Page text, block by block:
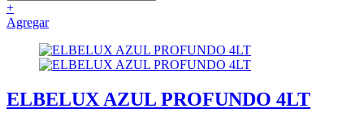
+
Agregar
ELBELUX AZUL PROFUNDO 4LT